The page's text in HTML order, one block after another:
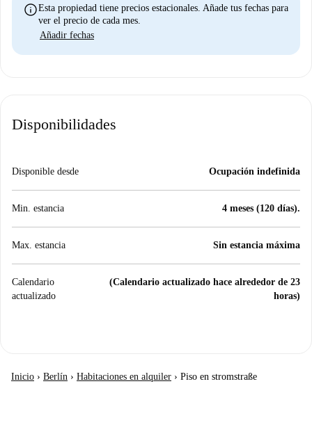
infoEsta propiedad tiene precios estacionales. Añade tus fechas para
ver el precio de cada mes.
Añadir fechas
Disponibilidades
Disponible desde Ocupación indefinida
Min. estancia 4 meses (120 días).
Max. estancia Sin estancia máxima
Calendario
actualizado
(Calendario actualizado hace alrededor de 23
horas)
Inicio › Berlín › Habitaciones en alquiler › Piso en stromstraße